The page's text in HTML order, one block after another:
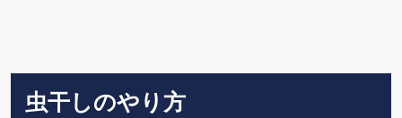
虫干しのやり方